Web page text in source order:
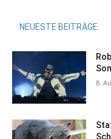
NEUESTE BEITRÄGE
8.